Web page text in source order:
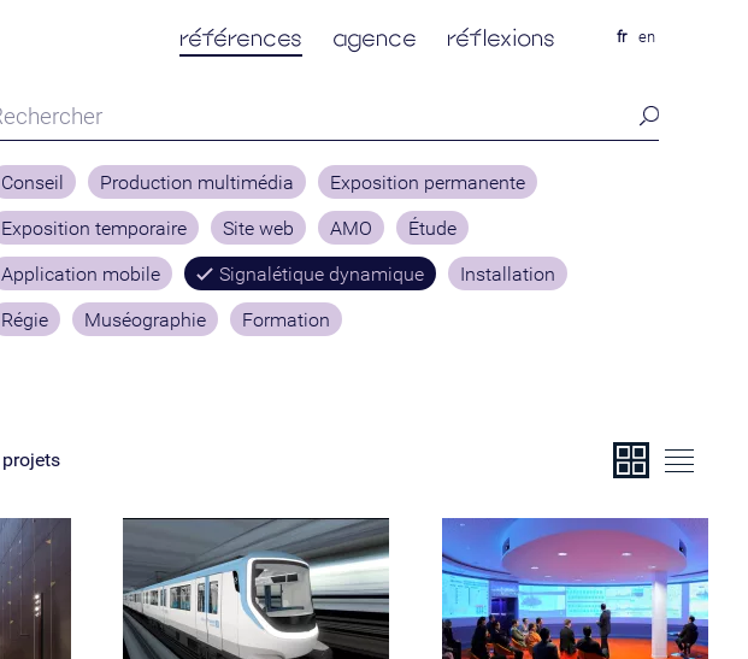
fr en
références agence réflexions
Conseil Production multimédia
Exposition permanente
Exposition temporaire
Site web AMO
Étude
Application mobile
Signalétique dynamique
Installation
Régie
Muséographie Formation
projets